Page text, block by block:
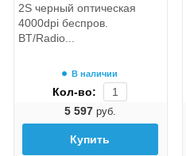
2S черный оптическая
4000dpi беспров.
BT/Radio...
В наличии
Кол-во:
5 597 руб.
Купить